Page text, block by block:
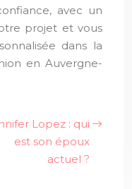
avec un
projet et vous
dans la
en Auvergne-
Lopez : qui
est son époux
actuel ?